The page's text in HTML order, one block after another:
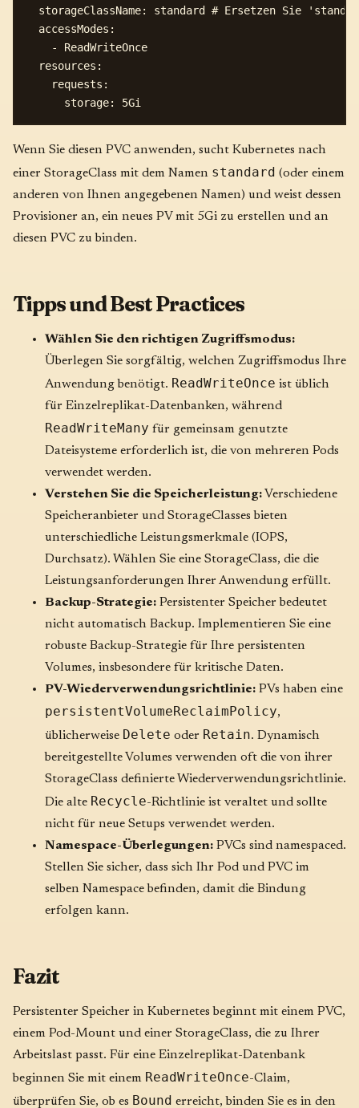
storageClassName: standard # Ersetzen Sie
  accessModes:
    - ReadWriteOnce
  resources:
    requests:
Wenn Sie diesen PVC anwenden, sucht Kubernetes nach
einer StorageClass mit dem Namen standard (oder einem
anderen von Ihnen angegebenen Namen) und weist dessen
Provisioner an, ein neues PV mit 5Gi zu erstellen und an
diesen PVC zu binden.
Tipps und Best Practices
Wählen Sie den richtigen Zugriffsmodus:
Überlegen Sie sorgfältig, welchen Zugriffsmodus Ihre
Anwendung benötigt. ReadWriteOnce ist üblich
für Einzelreplikat-Datenbanken, während
ReadWriteMany für gemeinsam genutzte
Dateisysteme erforderlich ist, die von mehreren Pods
verwendet werden.
Verstehen Sie die Speicherleistung: Verschiedene
Speicheranbieter und StorageClasses bieten
unterschiedliche Leistungsmerkmale (IOPS,
Durchsatz). Wählen Sie eine StorageClass, die die
Leistungsanforderungen Ihrer Anwendung erfüllt.
Backup-Strategie: Persistenter Speicher bedeutet
nicht automatisch Backup. Implementieren Sie eine
robuste Backup-Strategie für Ihre persistenten
Volumes, insbesondere für kritische Daten.
PV-Wiederverwendungsrichtlinie: PVs haben eine
persistentVolumeReclaimPolicy,
üblicherweise Delete oder Retain. Dynamisch
bereitgestellte Volumes verwenden oft die von ihrer
StorageClass definierte Wiederverwendungsrichtlinie.
Die alte Recycle-Richtlinie ist veraltet und sollte
nicht für neue Setups verwendet werden.
Namespace-Überlegungen: PVCs sind namespaced.
Stellen Sie sicher, dass sich Ihr Pod und PVC im
selben Namespace befinden, damit die Bindung
erfolgen kann.
Fazit
Persistenter Speicher in Kubernetes beginnt mit einem PVC,
einem Pod-Mount und einer StorageClass, die zu Ihrer
Arbeitslast passt. Für eine Einzelreplikat-Datenbank
beginnen Sie mit einem ReadWriteOnce-Claim,
überprüfen Sie, ob es Bound erreicht, binden Sie es in den